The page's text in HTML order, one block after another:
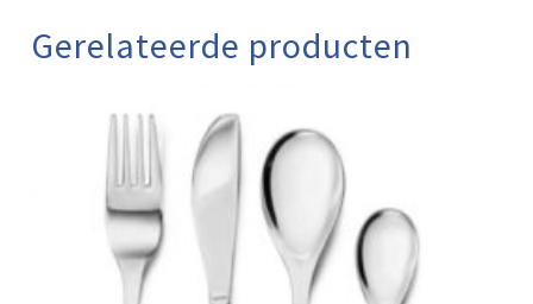
Gerelateerde producten